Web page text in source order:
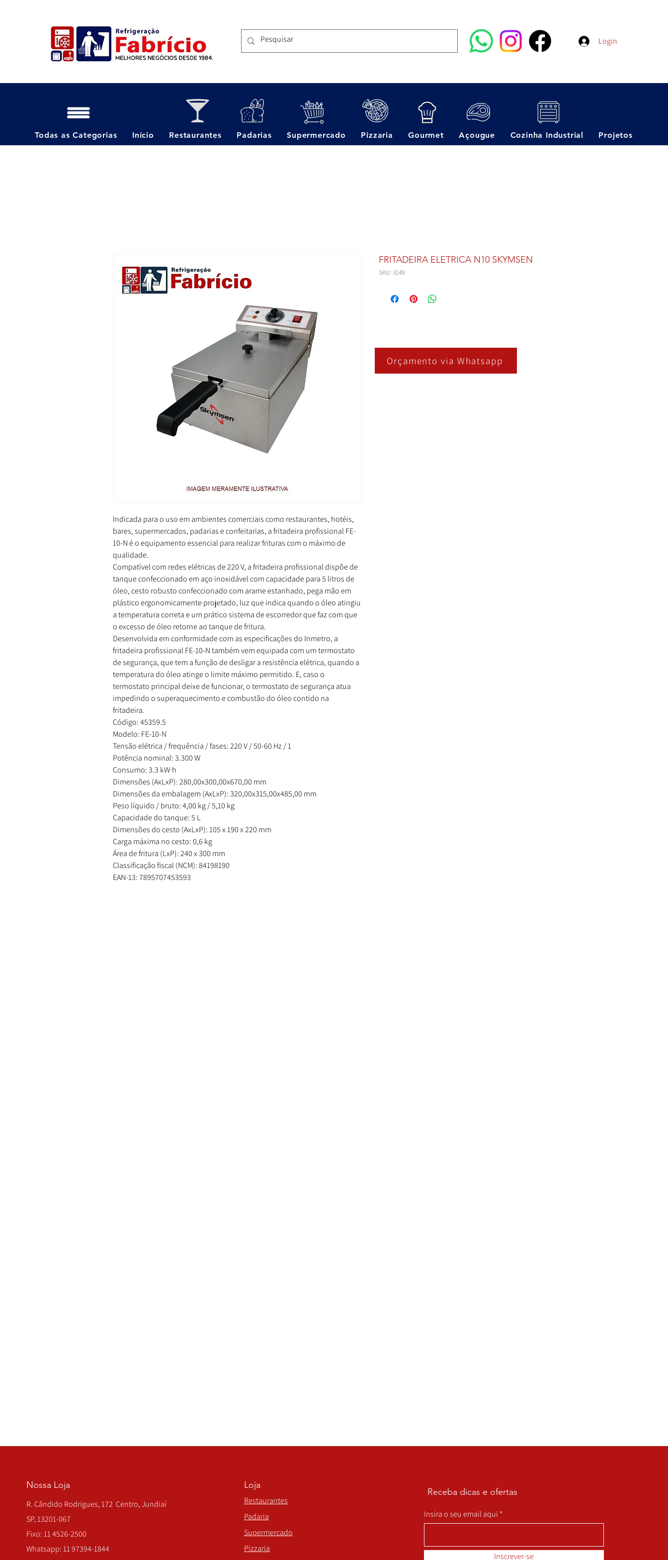
Login
Indicada para o uso em ambientes comerciais como restaurantes, hotéis,
bares, supermercados, padarias e confeitarias, a fritadeira profissional FE-
10-N é o equipamento essencial para realizar frituras com o máximo de
qualidade.
Compatível com redes elétricas de 220 V, afritadeira profissionaldispõe de
tanque confeccionado em aço inoxidável com capacidade para 5 litros de
óleo, cesto robusto confeccionado com arame estanhado, pega mão em
plástico ergonomicamente projetado, luz que indica quando o óleo atingiu
a temperatura correta e um prático sistema de escorredor que faz com que
o excesso de óleo retorne ao tanque de fritura.
Desenvolvida em conformidade com as especificações do Inmetro, a
fritadeira profissional FE-10-N também vem equipada com um termostato
de segurança, que tem a função de desligar a resistência elétrica, quando a
temperatura do óleo atinge o limite máximo permitido. E, caso o
termostato principal deixe de funcionar, o termostato de segurança atua
impedindo o superaquecimento e combustão do óleo contido na
fritadeira.
Código: 45359.5
Modelo: FE-10-N
Tensão elétrica / frequência / fases: 220 V / 50-60 Hz / 1
Potência nominal: 3.300 W
Consumo: 3.3 kW·h
Dimensões (AxLxP): 280,00x300,00x670,00 mm
Dimensões da embalagem (AxLxP): 320,00x315,00x485,00 mm
Peso líquido / bruto: 4,00 kg / 5,10 kg
Capacidade do tanque: 5 L
Dimensões do cesto (AxLxP): 105 x 190 x 220 mm
Carga máxima no cesto: 0,6 kg
Área de fritura (LxP): 240 x 300 mm
Classificação fiscal (NCM): 84198190
EAN-13: 7895707453593
FRITADEIRA ELETRICA N10 SKYMSEN
SKU: 3149
Orçamento via Whatsapp
Todas as Categorias Início Restaurantes Padarias Supermercado Pizzaria Gourmet Açougue Cozinha Industrial Projetos
Nossa Loja
R. Cândido Rodrigues, 172 Centro, Jundiaí
SP, 13201-067
Fixo: 11 4526-2500
Whatsapp: 11 97394-1844
Loja
Restaurantes
Padaria
Supermercado
Pizzaria
Receba dicas e ofertas
Insira o seu email aqui
Inscrever-se